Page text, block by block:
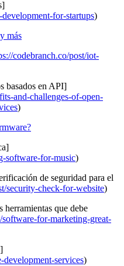
for-startups)
más
codebranch.co/post/iot-
basados ​​en API]
and-challenges-of-open-
)
software-for-music)
de seguridad para el
security-check-for-website)
herramientas que debe
for-marketing-great-
services)